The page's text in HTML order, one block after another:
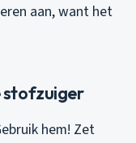
aan, want het
stofzuiger
hem! Zet